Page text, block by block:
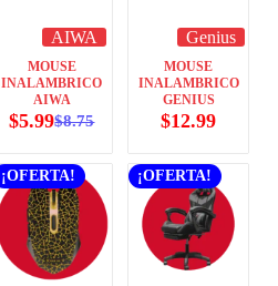
AIWA
MOUSE
INALAMBRICO
AIWA
$8.75
$5.99
Genius
MOUSE
INALAMBRICO
GENIUS
$12.99
¡OFERTA! ¡OFERTA!